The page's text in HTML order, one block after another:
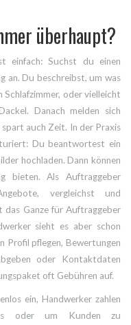
überhaupt?
einfach: Suchst du einen
an. Du beschreibst, um was
Schlafzimmer, oder vielleicht
Danach melden sich
auch Zeit. In der Praxis
Du beantwortest ein
hochladen. Dann können
bieten. Als Auftraggeber
vergleichst und
das Ganze für Auftraggeber
sieht es aber schon
Profil pflegen, Bewertungen
oder Kontaktdaten
oft Gebühren auf.
ein, Handwerker zahlen
oder um Kunden zu